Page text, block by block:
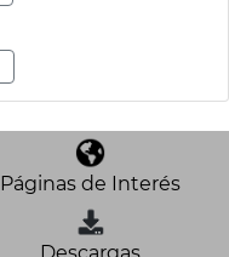
Páginas de Interés
Descargas